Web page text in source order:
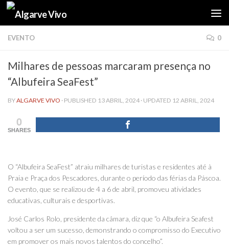
Skip to content
EVENTO 0
Milhares de pessoas marcaram presença no
“Albufeira SeaFest”
BYALGARVE VIVO · PUBLISHED 13 ABRIL, 2024 · UPDATED 12 ABRIL, 2024
0
SHARES
O “Albufeira SeaFest” atraiu milhares de turistas e residentes até à
Praia e Praça dos Pescadores, durante o período das férias da Páscoa.
O evento, que se realizou de 4 a 6 de abril, promoveu atividades
educativas, culturais e desportivas.
José Carlos Rolo, presidente da câmara, diz que “o Albufeira Seafest
voltou a ser um sucesso, demonstrando o compromisso do Executivo
em promover os mais novos talentos do concelho”.